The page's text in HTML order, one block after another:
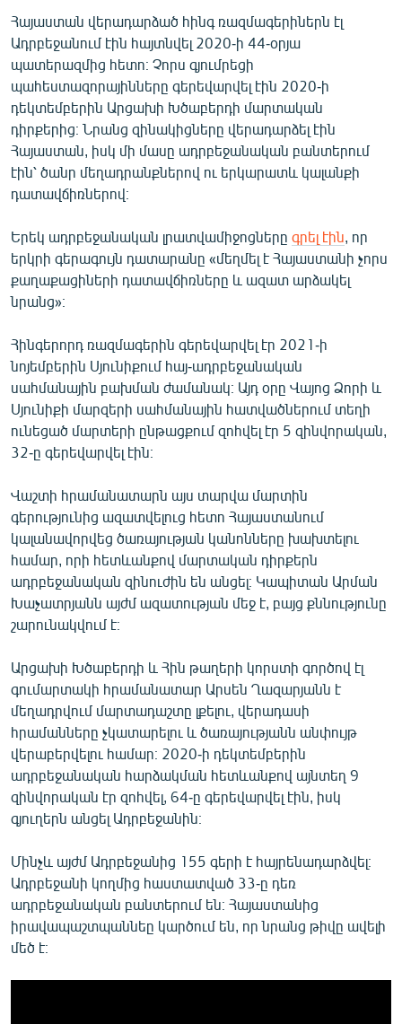
Հայաստան վերադարձած հինգ ռազմագերիներն էլ
Ադրբեջանում էին հայտնվել 2020-ի 44-օրյա
պատերազմից հետո։ Չորս գյումրեցի
պահեստազորայինները գերեվարվել էին 2020-ի
դեկտեմբերին Արցախի Խծաբերդի մարտական
դիրքերից։ Նրանց զինակիցները վերադարձել էին
Հայաստան, իսկ մի մասը ադրբեջանական բանտերում
էին՝ ծանր մեղադրանքներով ու երկարատև կալանքի
դատավճիռներով։
Երեկ ադրբեջանական լրատվամիջոցները գրել էին , որ
երկրի գերագույն դատարանը «մեղմել է Հայաստանի չորս
քաղաքացիների դատավճիռները և ազատ արձակել
նրանց»։
Հինգերորդ ռազմագերին գերեվարվել էր 2021-ի
նոյեմբերին Սյունիքում հայ-ադրբեջանական
սահմանային բախման ժամանակ։ Այդ օրը Վայոց Ձորի և
Սյունիքի մարզերի սահմանային հատվածներում տեղի
ունեցած մարտերի ընթացքում զոհվել էր 5 զինվորական,
32-ը գերեվարվել էին։
Վաշտի հրամանատարն այս տարվա մարտին
գերությունից ազատվելուց հետո Հայաստանում
կալանավորվեց ծառայության կանոնները խախտելու
համար, որի հետևանքով մարտական դիրքերն
ադրբեջանական զինուժին են անցել։ Կապիտան Արման
Խաչատրյանն այժմ ազատության մեջ է, բայց քննությունը
շարունակվում է։
Արցախի Խծաբերդի և Հին թաղերի կորստի գործով էլ
գումարտակի հրամանատար Արսեն Ղազարյանն է
մեղադրվում մարտադաշտը լքելու, վերադասի
հրամանները չկատարելու և ծառայությանն անփույթ
վերաբերվելու համար։ 2020-ի դեկտեմբերին
ադրբեջանական հարձակման հետևանքով այնտեղ 9
զինվորական էր զոհվել, 64-ը գերեվարվել էին, իսկ
գյուղերն անցել Ադրբեջանին։
Մինչև այժմ Ադրբեջանից 155 գերի է հայրենադարձվել։
Ադրբեջանի կողմից հաստատված 33-ը դեռ
ադրբեջանական բանտերում են։ Հայաստանից
իրավապաշտպաննեը կարծում են, որ նրանց թիվը ավելի
մեծ է։